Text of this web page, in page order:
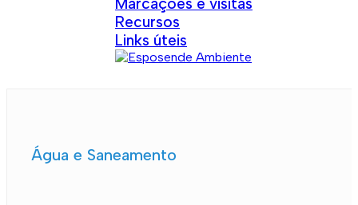
Recursos
Links úteis
Água e Saneamento